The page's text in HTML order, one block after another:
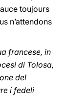
toujours
n’attendons
francese, in
di Tolosa,
del
i fedeli